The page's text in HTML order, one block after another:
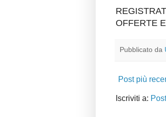
OFFERTE
Pubblicato da
Post più
Iscriviti a: